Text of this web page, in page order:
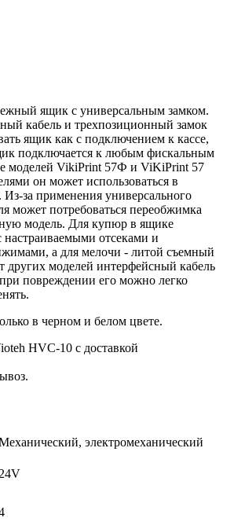
ящик с универсальным замком.
кабель и трехпозиционный замок
ящик как с подключением к кассе,
подключается к любым фискальным
моделей VikiPrint 57Ф и ViKiPrint 57
он может использоваться в
за применения универсального
может потребоваться переобжимка
модель. Для купюр в ящике
настраиваемыми отсеками и
а для мелочи - литой съемный
других моделей интерфейсный кабель
повреждении его можно легко
в черном и белом цвете.
HVC-10 с доставкой
электромеханический
24V